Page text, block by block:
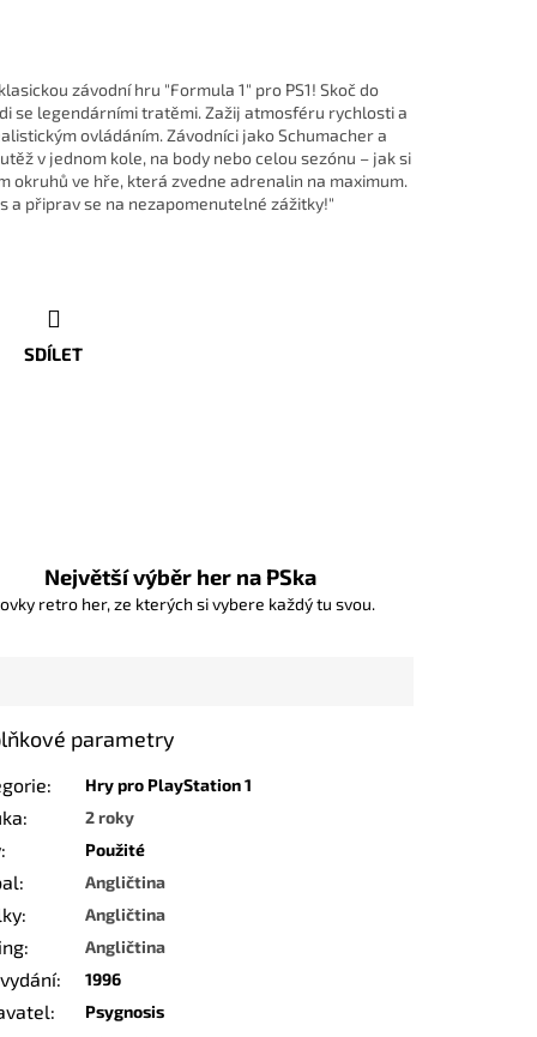
závodní hru "Formula 1" pro PS1! Skoč do
se legendárními tratěmi. Zažij atmosféru rychlosti a
ovládáním. Závodníci jako Schumacher a
v jednom kole, na body nebo celou sezónu – jak si
okruhů ve hře, která zvedne adrenalin na maximum.
a připrav se na nezapomenutelné zážitky!"
SDÍLET
Největší výběr her na PSka
retro her, ze kterých si vybere každý tu svou.
parametry
: Hry pro PlayStation 1
: 2 roky
: Použité
: Angličtina
: Angličtina
: Angličtina
: 1996
: Psygnosis